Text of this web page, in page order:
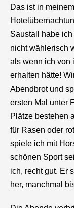
Das ist in
Saustall habe
nicht wählerisch
als wenn ich von
erhalten hätte!
Abendbrot und
ersten Mal unter
Plätze bestehen
für Rasen oder
spiele ich mit
schönen Sport
ich, recht gut. Er
her, manchmal